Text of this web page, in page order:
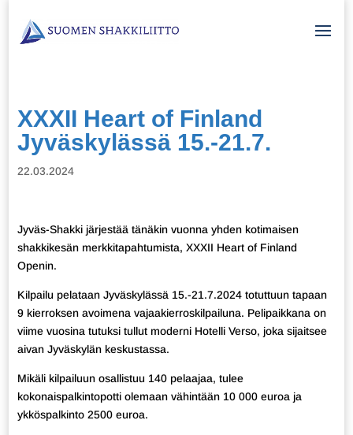
XXXII Heart of Finland
Jyväskylässä 15.-21.7.
22.03.2024
Jyväs-Shakki järjestää tänäkin vuonna yhden kotimaisen
shakkikesän merkkitapahtumista, XXXII Heart of Finland
Openin.
Kilpailu pelataan Jyväskylässä 15.-21.7.2024 totuttuun tapaan
9 kierroksen avoimena vajaakierroskilpailuna. Pelipaikkana on
viime vuosina tutuksi tullut moderni Hotelli Verso, joka sijaitsee
aivan Jyväskylän keskustassa.
Mikäli kilpailuun osallistuu 140 pelaajaa, tulee
kokonaispalkintopotti olemaan vähintään 10 000 euroa ja
ykköspalkinto 2500 euroa.